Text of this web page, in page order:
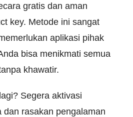
gratis dan aman
key. Metode ini sangat
aplikasi pihak
bisa menikmati semua
khawatir.
Segera aktivasi
dan rasakan pengalaman